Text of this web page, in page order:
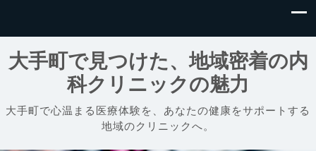
大手町で見つけた、地域密着の内
科クリニックの魅力
大手町で心温まる医療体験を、あなたの健康をサポートする
地域のクリニックへ。